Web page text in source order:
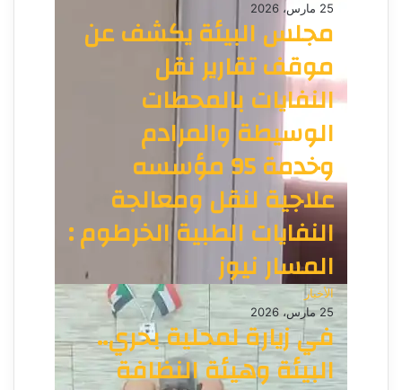
25 مارس، 2026
مجلس البيئة يكشف عن
موقف تقارير نقل
النفايات بالمحطات
الوسيطة والمرادم
وخدمة 95 مؤسسه
علاجية لنقل ومعالجة
النفايات الطبية الخرطوم :
المسار نيوز
الأخبار
25 مارس، 2026
في زيارة لمحلية بحري..
البيئة وهيئة النظافة